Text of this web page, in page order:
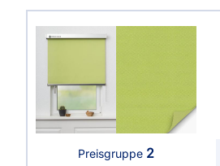
Preisgruppe 2